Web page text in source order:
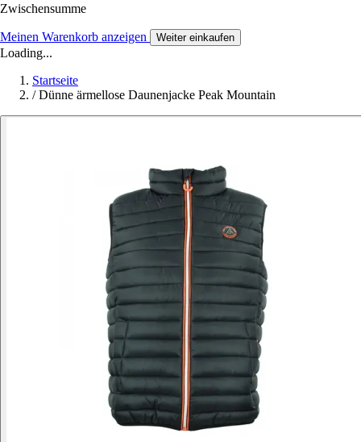
Zwischensumme
Meinen Warenkorb anzeigen Weiter einkaufen
Loading...
Startseite
/ Dünne ärmellose Daunenjacke Peak Mountain